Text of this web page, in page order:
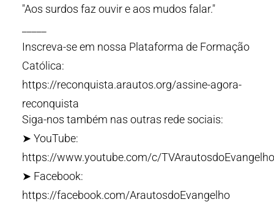
"Aos surdos faz ouvir e aos mudos falar."
Inscreva-se em nossa Plataforma de Formação
Católica:
https://reconquista.arautos.org/assine-agora-
reconquista
Siga-nos também nas outras rede sociais:
➤ YouTube:
https://www.youtube.com/c/
➤ Facebook:
https://facebook.com/ArautosdoEvangelho